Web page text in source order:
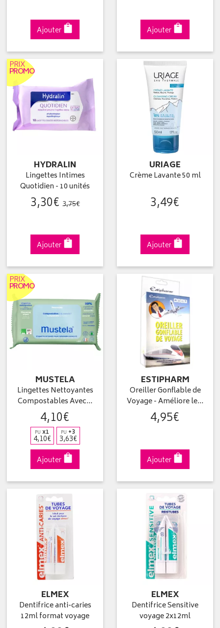
Ajouter Ajouter
PRIX
PROMO
HYDRALIN
Lingettes Intimes
Quotidien - 10 unités
3,30€ 3,75€
Ajouter
URIAGE
Crème Lavante 50 ml
3,49€
Ajouter
PRIX
PROMO
MUSTELA
Lingettes Nettoyantes
Compostables Avec…
4,10€
PU x1
4,10€ PU +3
3,63€
Ajouter
ESTIPHARM
Oreiller Gonflable de
Voyage - Améliore le…
4,95€
Ajouter
ELMEX
Dentifrice anti-caries
12ml format voyage
ELMEX
Dentifrice Sensitive
voyage 2x12ml